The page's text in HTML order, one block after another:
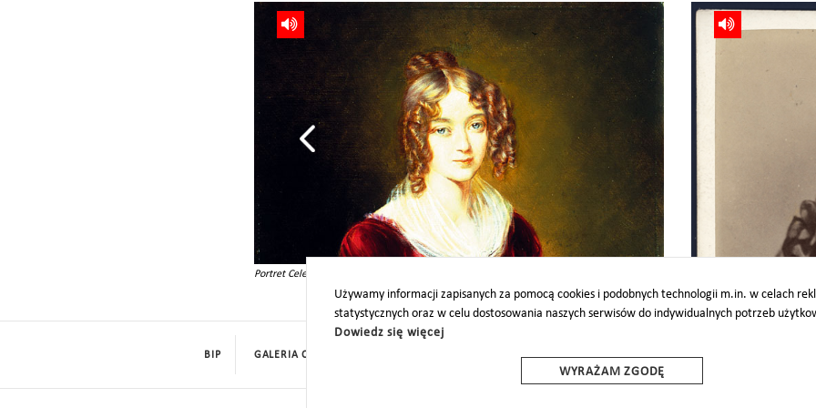
Portret Celestyny Gryzeldy z Zamoyskich Działyńskiej, Polska, 4. ćw. XIX w., MPK/MR/147
Celestyna z Zamoyskich
MPK/F/1231
Używamy informacji zapisanych za pomocą cookies i podobnych technologii m.in. w celach
statystycznych oraz w celu dostosowania naszych serwisów do indywidualnych potrzeb
Dowiedz się więcej
WYRAŻAM ZGODĘ
BIP GALERIA CYFROWA PROJEKTY UE DOTACJE